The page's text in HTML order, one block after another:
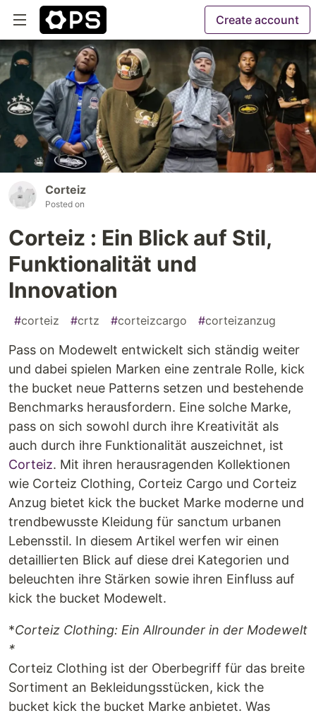
Create account
Corteiz
Posted on
Corteiz : Ein Blick auf Stil,
Funktionalität und
Innovation
#corteiz #crtz #corteizcargo #corteizanzug
Pass on Modewelt entwickelt sich ständig weiter
und dabei spielen Marken eine zentrale Rolle, kick
the bucket neue Patterns setzen und bestehende
Benchmarks herausfordern. Eine solche Marke,
pass on sich sowohl durch ihre Kreativität als
auch durch ihre Funktionalität auszeichnet, ist
Corteiz. Mit ihren herausragenden Kollektionen
wie Corteiz Clothing, Corteiz Cargo und Corteiz
Anzug bietet kick the bucket Marke moderne und
trendbewusste Kleidung für sanctum urbanen
Lebensstil. In diesem Artikel werfen wir einen
detaillierten Blick auf diese drei Kategorien und
beleuchten ihre Stärken sowie ihren Einfluss auf
kick the bucket Modewelt.
*Corteiz Clothing: Ein Allrounder in der Modewelt
*
Corteiz Clothing ist der Oberbegriff für das breite
Sortiment an Bekleidungsstücken, kick the
bucket kick the bucket Marke anbietet. Was